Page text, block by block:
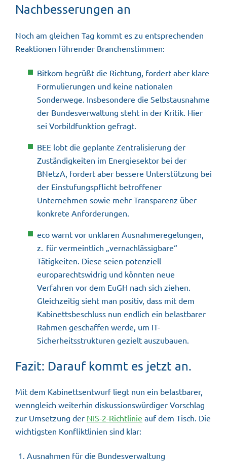
Nachbesserungen an
Noch am gleichen Tag kommt es zu entsprechenden
Reaktionen führender Branchenstimmen:
Bitkom begrüßt die Richtung, fordert aber klare
Formulierungen und keine nationalen
Sonderwege. Insbesondere die Selbstausnahme
der Bundesverwaltung steht in der Kritik. Hier
sei Vorbildfunktion gefragt.
BEE lobt die geplante Zentralisierung der
Zuständigkeiten im Energiesektor bei der
BNetzA, fordert aber bessere Unterstützung bei
der Einstufungspflicht betroffener
Unternehmen sowie mehr Transparenz über
konkrete Anforderungen.
eco warnt vor unklaren Ausnahmeregelungen,
z. für vermeintlich „vernachlässigbare“
Tätigkeiten. Diese seien potenziell
europarechtswidrig und könnten neue
Verfahren vor dem EuGH nach sich ziehen.
Gleichzeitig sieht man positiv, dass mit dem
Kabinettsbeschluss nun endlich ein belastbarer
Rahmen geschaffen werde, um IT-
Sicherheitsstrukturen gezielt auszubauen.
Fazit: Darauf kommt es jetzt an.
Mit dem Kabinettsentwurf liegt nun ein belastbarer,
wenngleich weiterhin diskussionswürdiger Vorschlag
zur Umsetzung der NIS-2-Richtlinie auf dem Tisch. Die
wichtigsten Konfliktlinien sind klar:
Ausnahmen für die Bundesverwaltung